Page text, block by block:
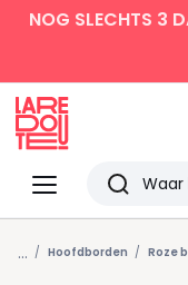
NOG SLECHTS 3
Menu
Redoute
Zoeken
Laatst
... Hoofdborden Roze